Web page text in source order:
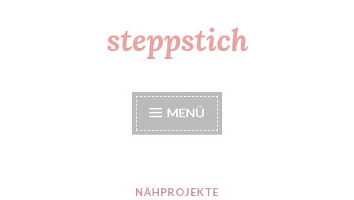
steppstich
MENÜ
NÄHPROJEKTE